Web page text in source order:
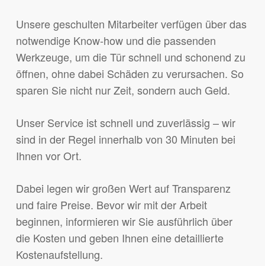
Unsere geschulten Mitarbeiter verfügen über das
notwendige Know-how und die passenden
Werkzeuge, um die Tür schnell und schonend zu
öffnen, ohne dabei Schäden zu verursachen. So
sparen Sie nicht nur Zeit, sondern auch Geld.
Unser Service ist schnell und zuverlässig – wir
sind in der Regel innerhalb von 30 Minuten bei
Ihnen vor Ort.
Dabei legen wir großen Wert auf Transparenz
und faire Preise. Bevor wir mit der Arbeit
beginnen, informieren wir Sie ausführlich über
die Kosten und geben Ihnen eine detaillierte
Kostenaufstellung.